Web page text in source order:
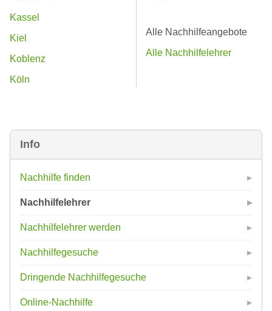
Info
Nachhilfe finden
Nachhilfelehrer
Nachhilfelehrer werden
Nachhilfegesuche
Dringende Nachhilfegesuche
Online-Nachhilfe
Kassel
Kiel
Koblenz
Köln
Alle Nachhilfeangebote
Alle Nachhilfelehrer